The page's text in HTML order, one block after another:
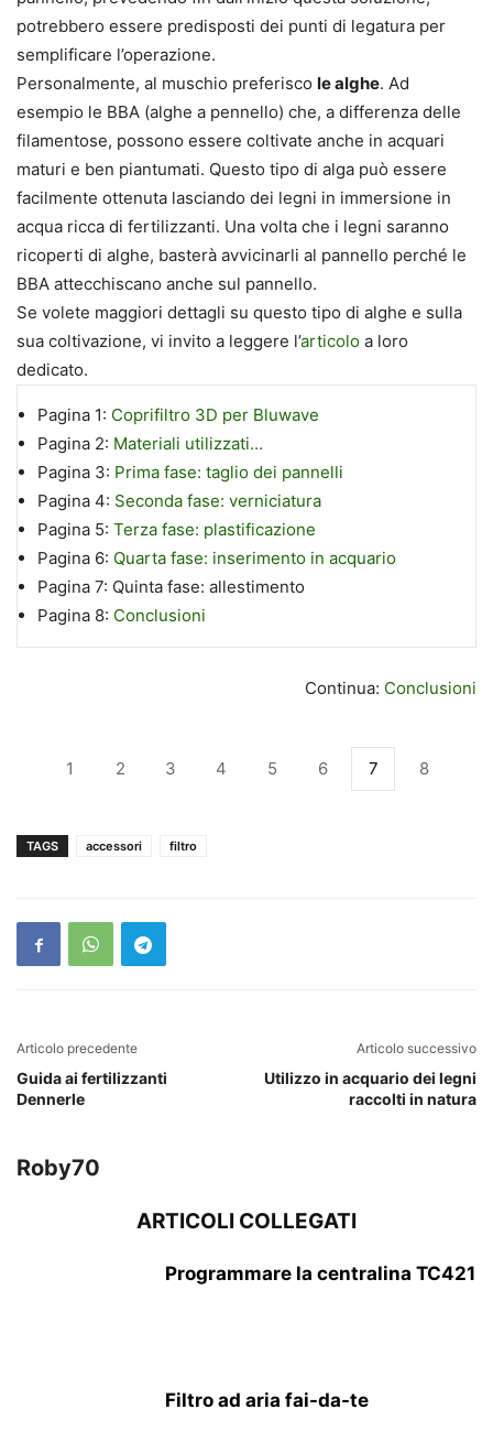
potrebbero essere predisposti dei punti di legatura per
semplificare l’operazione.
Personalmente, al muschio preferisco le alghe. Ad
esempio le BBA (alghe a pennello) che, a differenza delle
filamentose, possono essere coltivate anche in acquari
maturi e ben piantumati. Questo tipo di alga può essere
facilmente ottenuta lasciando dei legni in immersione in
acqua ricca di fertilizzanti. Una volta che i legni saranno
ricoperti di alghe, basterà avvicinarli al pannello perché le
BBA attecchiscano anche sul pannello.
Se volete maggiori dettagli su questo tipo di alghe e sulla
sua coltivazione, vi invito a leggere l’articolo a loro
dedicato.
Pagina 1: Coprifiltro 3D per Bluwave
Pagina 2: Materiali utilizzati...
Pagina 3: Prima fase: taglio dei pannelli
Pagina 4: Seconda fase: verniciatura
Pagina 5: Terza fase: plastificazione
Pagina 6: Quarta fase: inserimento in acquario
Pagina 7: Quinta fase: allestimento
Pagina 8: Conclusioni
Continua: Conclusioni
1 2 3 4 5 6 7 8
TAGS accessori filtro
Articolo precedente
Guida ai fertilizzanti
Dennerle
Articolo successivo
Utilizzo in acquario dei legni
raccolti in natura
Roby70
ARTICOLI COLLEGATI
Programmare la centralina TC421
Filtro ad aria fai-da-te